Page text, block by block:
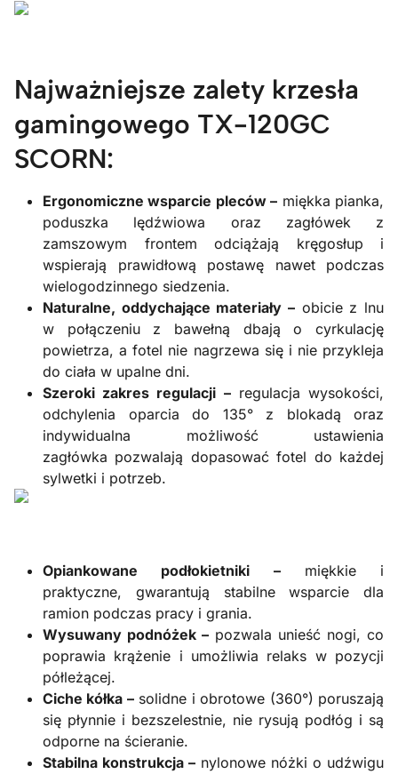
Najważniejsze zalety krzesła
gamingowego TX-120GC
SCORN:
Ergonomiczne wsparcie pleców – miękka pianka,
poduszka lędźwiowa oraz zagłówek z
zamszowym frontem odciążają kręgosłup i
wspierają prawidłową postawę nawet podczas
wielogodzinnego siedzenia.
Naturalne, oddychające materiały – obicie z lnu
w połączeniu z bawełną dbają o cyrkulację
powietrza, a fotel nie nagrzewa się i nie przykleja
do ciała w upalne dni.
Szeroki zakres regulacji –regulacja wysokości,
odchylenia oparcia do 135° z blokadą oraz
indywidualna możliwość ustawienia
zagłówka pozwalają dopasować fotel do każdej
sylwetki i potrzeb.
Opiankowane podłokietniki –miękkie i
praktyczne, gwarantują stabilne wsparcie dla
ramion podczas pracy i grania.
Wysuwany podnóżek – pozwala unieść nogi, co
poprawia krążenie i umożliwia relaks w pozycji
półleżącej.
Ciche kółka –solidne i obrotowe (360°) poruszają
się płynnie i bezszelestnie, nie rysują podłóg i są
odporne na ścieranie.
Stabilna konstrukcja – nylonowe nóżki o udźwigu